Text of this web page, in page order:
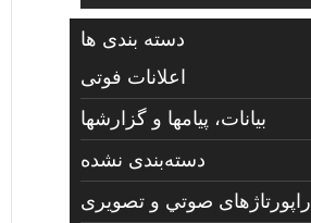
دسته بندی ها
اعلانات فوتی
بیانات، پیامها و گزارشها
دسته‌بندی نشده
راپورتاژهای صوتي و تصويری